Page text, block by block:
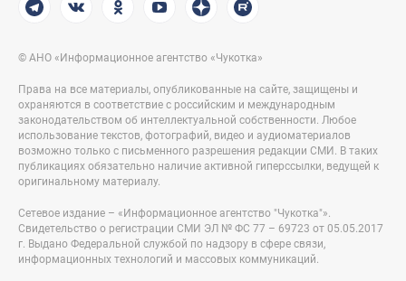
© АНО «Информационное агентство «Чукотка»
Права на все материалы, опубликованные на сайте, защищены и
охраняются в соответствие с российским и международным
законодательством об интеллектуальной собственности. Любое
использование текстов, фотографий, видео и аудиоматериалов
возможно только с письменного разрешения редакции СМИ. В таких
публикациях обязательно наличие активной гиперссылки, ведущей к
оригинальному материалу.
Сетевое издание – «Информационное агентство "Чукотка"».
Свидетельство о регистрации СМИ ЭЛ № ФС 77 – 69723 от 05.05.2017
г. Выдано Федеральной службой по надзору в сфере связи,
информационных технологий и массовых коммуникаций.